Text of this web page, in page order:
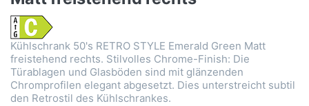
Kühlschrank 50's RETRO STYLE Emerald Green Matt
freistehend rechts. Stilvolles Chrome-Finish: Die
Türablagen und Glasböden sind mit glänzenden
Chromprofilen elegant abgesetzt. Dies unterstreicht subtil
den Retrostil des Kühlschrankes.